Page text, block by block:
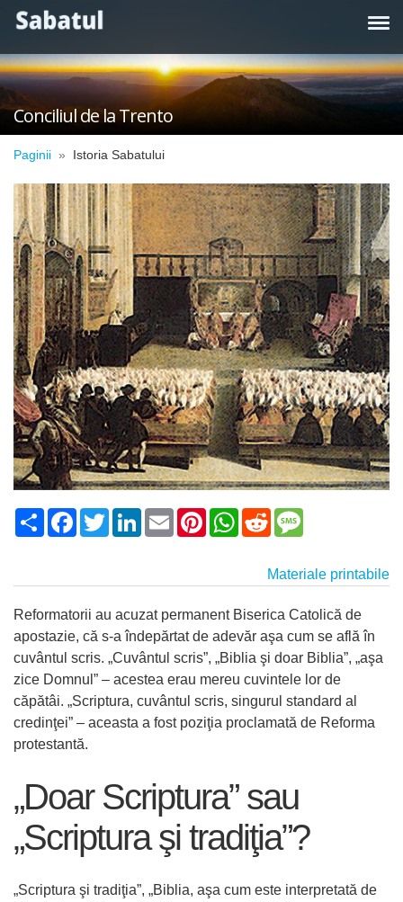
Conciliul de la Trento
Paginii Istoria Sabatului
ShareFacebookTwitterLinkedIn
EmailPinterestWhatsApp
Reddit
Materiale printabile
Reformatorii au acuzat permanent Biserica Catolică de
apostazie, că s-a îndepărtat de adevăr aşa cum se află în
cuvântul scris. „Cuvântul scris”, „Biblia şi doar Biblia”, „aşa
zice Domnul” – acestea erau mereu cuvintele lor de
căpătâi. „Scriptura, cuvântul scris, singurul standard al
credinţei” – aceasta a fost poziţia proclamată de Reforma
protestantă.
„Doar Scriptura” sau
„Scriptura şi tradiţia”?
„Scriptura şi tradiţia”, „Biblia, aşa cum este interpretată de